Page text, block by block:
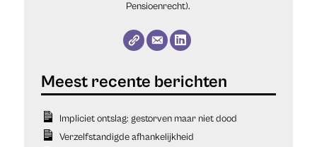
Pensioenrecht).
Impliciet ontslag: gestorven maar niet dood
Verzelfstandigde afhankelijkheid